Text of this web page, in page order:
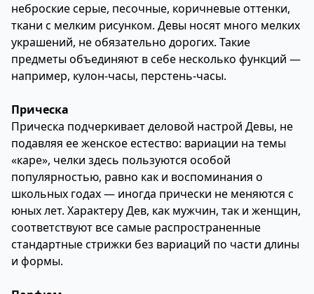
неброские серые, песочные, коричневые оттенки,
ткани с мелким рисунком. Девы носят много мелких
украшений, не обязательно дорогих. Такие
предметы объединяют в себе несколько функций —
например, кулон-часы, перстень-часы.
Прическа
Прическа подчеркивает деловой настрой Девы, не
подавляя ее женское естество: вариации на темы
«каре», челки здесь пользуются особой
популярностью, равно как и воспоминания о
школьных годах — иногда прически не меняются с
юных лет. Характеру Дев, как мужчин, так и женщин,
соответствуют все самые распространенные
стандартные стрижки без вариаций по части длины
и формы.